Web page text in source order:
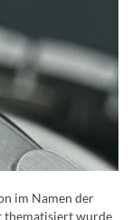
im Namen der
thematisiert wurde